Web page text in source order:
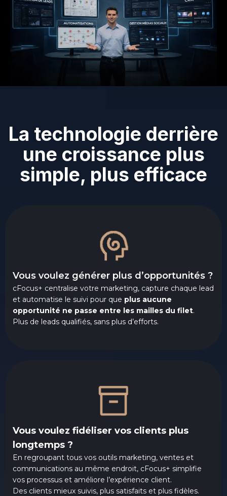
La technologie derrière
une croissance plus
simple, plus efficace
Vous voulez générer plus d’opportunités ?
cFocus+ centralise votre marketing, capture chaque lead
et automatise le suivi pour que plus aucune
opportunité ne passe entre les mailles du filet.
Plus de leads qualifiés, sans plus d’efforts.
Vous voulez fidéliser vos clients plus
longtemps ?
En regroupant tous vos outils marketing, ventes et
communications au même endroit, cFocus+ simplifie
vos processus et améliore l’expérience client.
Des clients mieux suivis, plus satisfaits et plus fidèles.